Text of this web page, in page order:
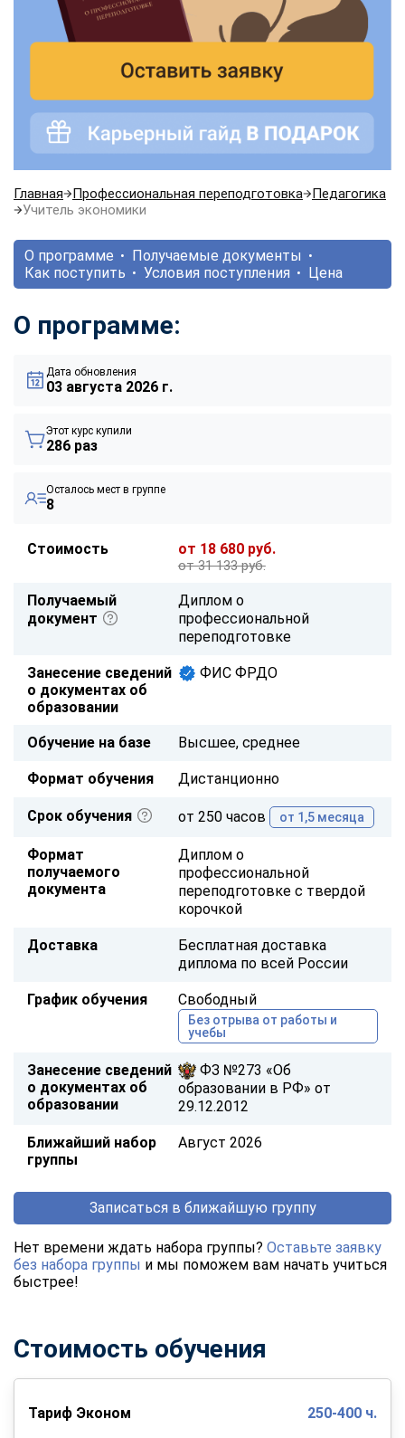
Главная Профессиональная переподготовка
Педагогика
Учитель экономики
О программе
Получаемые документы
Как поступить
Условия поступления Цена
О программе:
Дата обновления
03 августа 2026 г.
Этот курс купили
286 раз
Осталось мест в группе
8
Стоимость от 18 680 руб.
от 31 133 руб.
Получаемый
документ
Диплом о
профессиональной
переподготовке
Занесение сведений
о документах об
образовании
ФИС ФРДО
Обучение на базе Высшее, среднее
Формат обучения Дистанционно
Срок обучения от 250 часов от 1,5 месяца
Формат
получаемого
документа
Диплом о
профессиональной
переподготовке с твердой
корочкой
Доставка
Бесплатная доставка
диплома по всей России
График обучения Свободный
Без отрыва от работы и
учебы
Занесение сведений
о документах об
образовании
ФЗ №273 «Об
образовании в РФ» от
29.12.2012
Ближайший набор
группы
Август 2026
Записаться в ближайшую группу
Нет времени ждать набора группы? Оставьте заявку
без набора группы и мы поможем вам начать учиться
быстрее!
Стоимость обучения
Тариф Эконом 250-400 ч.